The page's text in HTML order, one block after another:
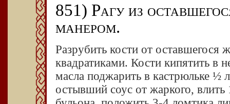
851) Рагу из
манером.
Разрубить кости от оставшегося
квадратиками. Кости кипятить в
масла поджарить в кастрюльке ½
остывший соус от жаркого, влить